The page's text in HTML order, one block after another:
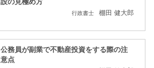
行政書士 棚田 健大郎
公務員が副業で不動産投資をする際の注
意点